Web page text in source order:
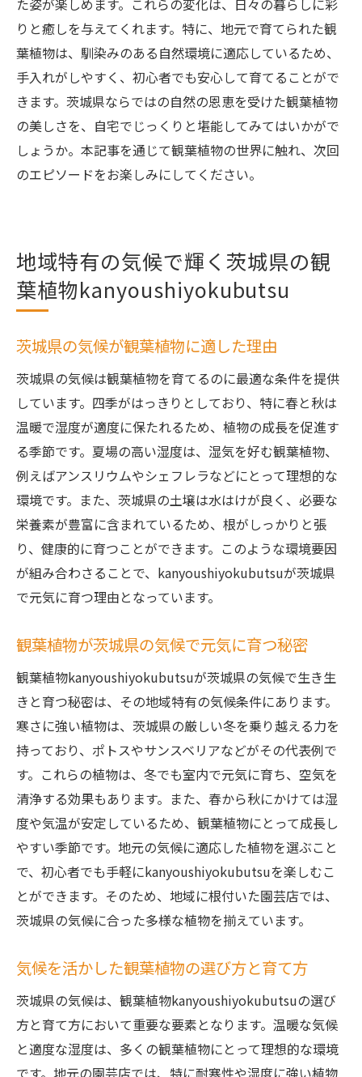
た姿が楽しめます。これらの変化は、日々の暮らしに彩
りと癒しを与えてくれます。特に、地元で育てられた観
葉植物は、馴染みのある自然環境に適応しているため、
手入れがしやすく、初心者でも安心して育てることがで
きます。茨城県ならではの自然の恩恵を受けた観葉植物
の美しさを、自宅でじっくりと堪能してみてはいかがで
しょうか。本記事を通じて観葉植物の世界に触れ、次回
のエピソードをお楽しみにしてください。
地域特有の気候で輝く茨城県の観
葉植物kanyoushiyokubutsu
茨城県の気候が観葉植物に適した理由
茨城県の気候は観葉植物を育てるのに最適な条件を提供
しています。四季がはっきりとしており、特に春と秋は
温暖で湿度が適度に保たれるため、植物の成長を促進す
る季節です。夏場の高い湿度は、湿気を好む観葉植物、
例えばアンスリウムやシェフレラなどにとって理想的な
環境です。また、茨城県の土壌は水はけが良く、必要な
栄養素が豊富に含まれているため、根がしっかりと張
り、健康的に育つことができます。このような環境要因
が組み合わさることで、kanyoushiyokubutsuが茨城県
で元気に育つ理由となっています。
観葉植物が茨城県の気候で元気に育つ秘密
観葉植物kanyoushiyokubutsuが茨城県の気候で生き生
きと育つ秘密は、その地域特有の気候条件にあります。
寒さに強い植物は、茨城県の厳しい冬を乗り越える力を
持っており、ポトスやサンスベリアなどがその代表例で
す。これらの植物は、冬でも室内で元気に育ち、空気を
清浄する効果もあります。また、春から秋にかけては湿
度や気温が安定しているため、観葉植物にとって成長し
やすい季節です。地元の気候に適応した植物を選ぶこと
で、初心者でも手軽にkanyoushiyokubutsuを楽しむこ
とができます。そのため、地域に根付いた園芸店では、
茨城県の気候に合った多様な植物を揃えています。
気候を活かした観葉植物の選び方と育て方
茨城県の気候は、観葉植物kanyoushiyokubutsuの選び
方と育て方において重要な要素となります。温暖な気候
と適度な湿度は、多くの観葉植物にとって理想的な環境
です。地元の園芸店では、特に耐寒性や湿度に強い植物